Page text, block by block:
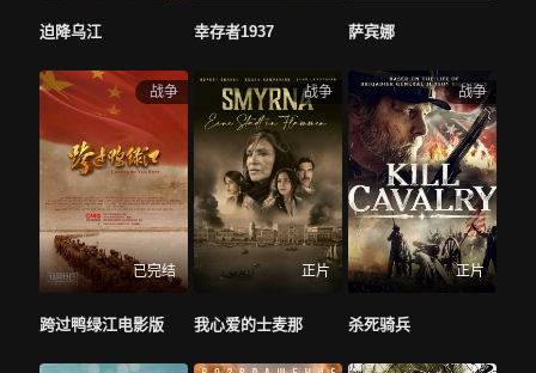
迫降乌江 幸存者1937 萨宾娜
战争
已完结
跨过鸭绿江电影版
战争
正片
我心爱的士麦那
战争
正片
杀死骑兵